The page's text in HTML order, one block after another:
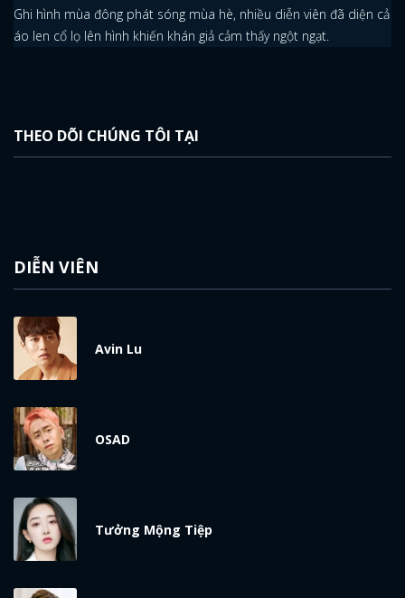
ĐĂNG NHẬP
Ghi hình mùa đông phát sóng mùa hè, nhiều diễn viên đã diện cả
áo len cổ lọ lên hình khiến khán giả cảm thấy ngột ngạt.
THEO DÕI CHÚNG TÔI TẠI
DIỄN VIÊN
Avin Lu
OSAD
Tưởng Mộng Tiệp